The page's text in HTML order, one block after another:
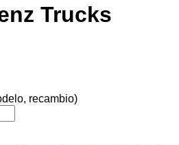
Trucks
recambio)